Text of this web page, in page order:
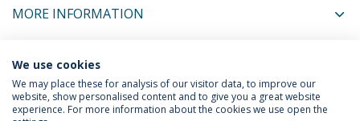
MORE INFORMATION
COORDINATORS
We use cookies
We may place these for analysis of our visitor data, to improve our
website, show personalised content and to give you a great website
experience. For more information about the cookies we use open the